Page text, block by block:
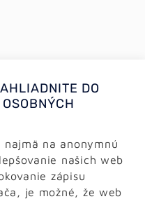
DO
najmä na anonymnú
našich web
zápisu
je možné, že web